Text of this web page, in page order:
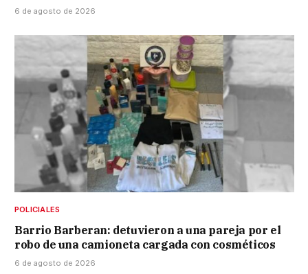
6 de agosto de 2026
POLICIALES
Barrio Barberan: detuvieron a una pareja por el
robo de una camioneta cargada con cosméticos
6 de agosto de 2026